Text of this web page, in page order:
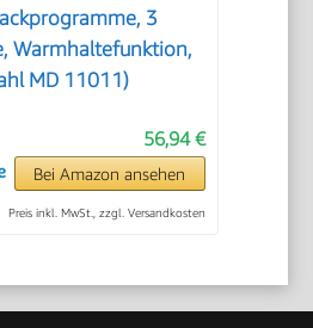
3
Warmhaltefunktion,
MD 11011)
56,94 €
Bei Amazon ansehen
Preis inkl. MwSt., zzgl. Versandkosten